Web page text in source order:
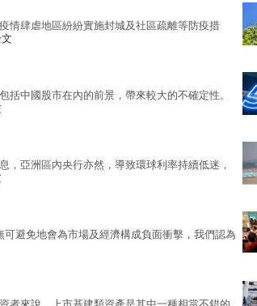
情肆虐地區紛紛實施封城及社區疏離等防疫措
括中國股市在內的前景，帶來較大的不確定性。
，亞洲區內央行亦然，導致環球利率持續低迷，
避免地會為市場及經濟構成負面衝擊，我們認為